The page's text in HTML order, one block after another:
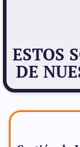
ESTOS
DE